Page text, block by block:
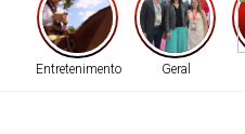
Entretenimento Geral